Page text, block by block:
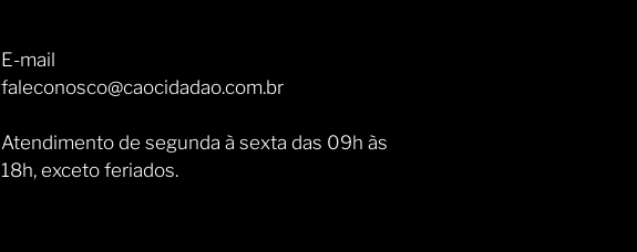
E-mail
faleconosco@caocidadao.com.br
Atendimento de segunda à sexta das 09h às
18h, exceto feriados.